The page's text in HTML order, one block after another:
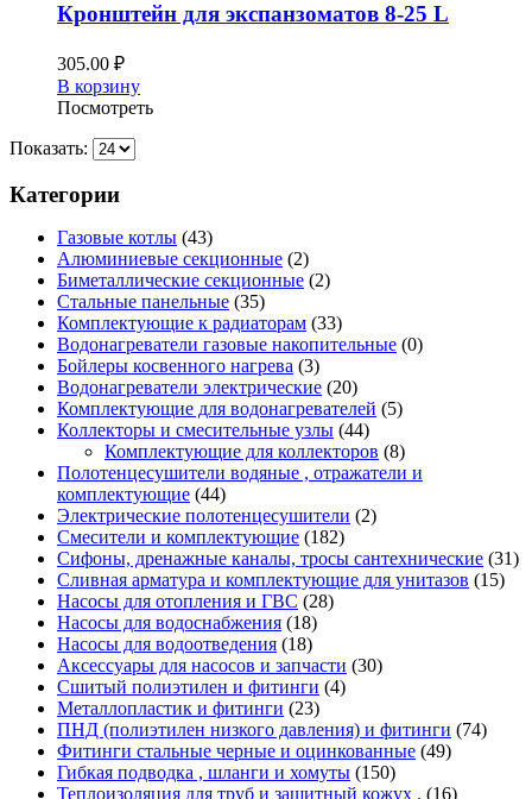
Кронштейн для экспанзоматов 8-25 L
305.00 ₽
В корзину
Посмотреть
Показать:
Категории
Газовые котлы (43)
Алюминиевые секционные (2)
Биметаллические секционные (2)
Стальные панельные (35)
Комплектующие к радиаторам (33)
Водонагреватели газовые накопительные (0)
Бойлеры косвенного нагрева (3)
Водонагреватели электрические (20)
Комплектующие для водонагревателей (5)
Коллекторы и смесительные узлы (44)
Комплектующие для коллекторов (8)
Полотенцесушители водяные , отражатели и
комплектующие (44)
Электрические полотенцесушители (2)
Смесители и комплектующие (182)
Сифоны, дренажные каналы, тросы сантехнические (31)
Сливная арматура и комплектующие для унитазов (15)
Насосы для отопления и ГВС (28)
Насосы для водоснабжения (18)
Насосы для водоотведения (18)
Аксессуары для насосов и запчасти (30)
Сшитый полиэтилен и фитинги (4)
Металлопластик и фитинги (23)
ПНД (полиэтилен низкого давления) и фитинги (74)
Фитинги стальные черные и оцинкованные (49)
Гибкая подводка , шланги и хомуты (150)
Теплоизоляция для труб и защитный кожух . (16)